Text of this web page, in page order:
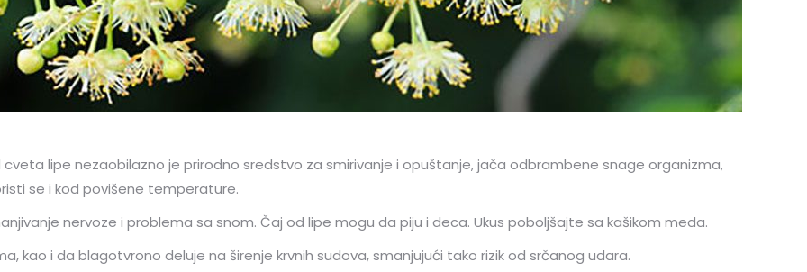
lipe nezaobilazno je prirodno sredstvo za smirivanje i opuštanje, jača odbrambene snage organizma,
se i kod povišene temperature.
nervoze i problema sa snom. Čaj od lipe mogu da piju i deca. Ukus poboljšajte sa kašikom meda.
kao i da blagotvrono deluje na širenje krvnih sudova, smanjujući tako rizik od srčanog udara.